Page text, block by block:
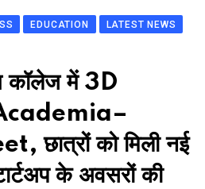
EDUCATION
LATEST NEWS
कॉलेज में 3D
छात्रों को मिली नई
के अवसरों की